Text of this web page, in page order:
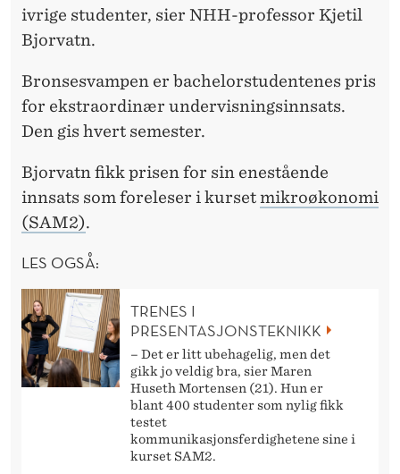
ivrige studenter, sier NHH-professor Kjetil
Bjorvatn.
Bronsesvampen er bachelorstudentenes pris
for ekstraordinær undervisningsinnsats.
Den gis hvert semester.
Bjorvatn fikk prisen for sin enestående
innsats som foreleser i kursetmikroøkonomi
(SAM2).
LES OGSÅ:
TRENES I
PRESENTASJONSTEKNIKK
– Det er litt ubehagelig, men det
gikk jo veldig bra, sier Maren
Huseth Mortensen (21). Hun er
blant 400 studenter som nylig fikk
testet
kommunikasjonsferdighetene sine i
kurset SAM2.